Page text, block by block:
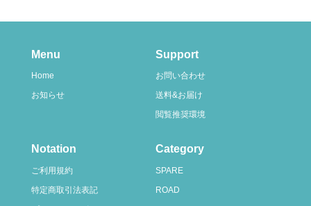
Menu
Home
お知らせ
Support
お問い合わせ
送料&お届け
閲覧推奨環境
Notation
ご利用規約
特定商取引法表記
Category
SPARE
ROAD